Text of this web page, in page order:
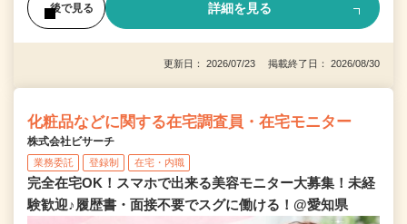
後で見る 詳細を見る
更新日： 2026/07/23 掲載終了日： 2026/08/30
化粧品などに関する在宅調査員・在宅モニター
株式会社ビサーチ
業務委託 登録制 在宅・内職
完全在宅OK！スマホで出来る美容モニター大募集！未経
験歓迎♪履歴書・面接不要でスグに働ける！@愛知県